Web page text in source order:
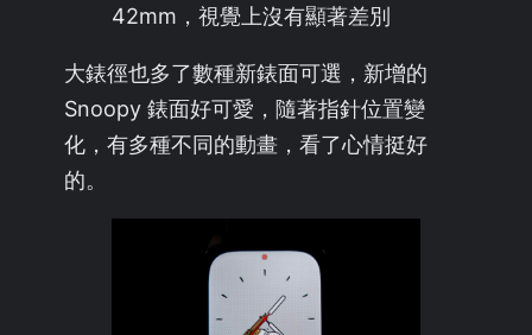
42mm，視覺上沒有顯著差別
大錶徑也多了數種新錶面可選，新增的
Snoopy 錶面好可愛，隨著指針位置變
化，有多種不同的動畫，看了心情挺好
的。